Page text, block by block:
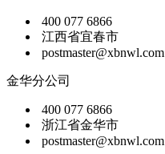
400 077 6866
江西省宜春市
postmaster@xbnwl.com
金华分公司
400 077 6866
浙江省金华市
postmaster@xbnwl.com